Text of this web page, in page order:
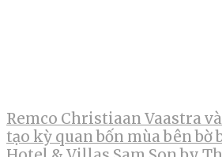
Remco Christiaan Vaastra
tạo kỳ quan bốn mùa bên bờ